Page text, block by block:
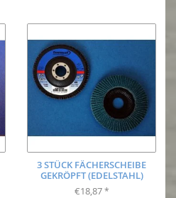
3 STÜCK FÄCHERSCHEIBE
GEKRÖPFT (EDELSTAHL)
€18,87 *